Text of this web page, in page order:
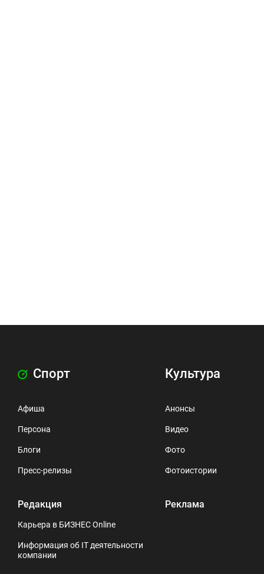
Спорт
Афиша
Персона
Блоги
Пресс-релизы
Редакция
Карьера в БИЗНЕС Online
Информация об IT деятельности
компании
Культура
Анонсы
Видео
Фото
Фотоистории
Реклама